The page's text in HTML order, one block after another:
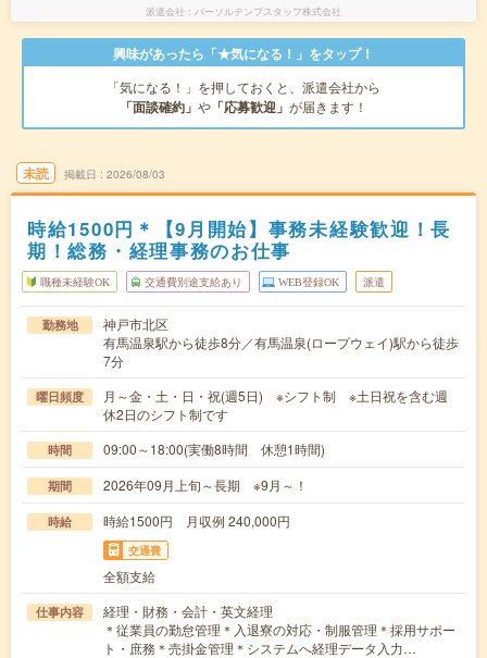
派遣会社 パーソルテンプスタッフ株式会社
興味があったら「★気になる！」をタップ！
「気になる！」を押しておくと、派遣会社から
「面談確約」 や 「応募歓迎」 が届きます！
未読 掲載日 2026/08/03
時給1500円＊【9月開始】事務未経験歓迎！長
期！総務・経理事務のお仕事
職種未経験OK 交通費別途支給あり WEB登録OK 派遣
勤務地
神戸市北区
有馬温泉駅から徒歩8分／有馬温泉(ロープウェイ)駅から徒歩
7分
曜日頻度
月～金・土・日・祝(週5日) ※シフト制 ※土日祝を含む週
休2日のシフト制です
時間 09:00～18:00(実働8時間 休憩1時間)
期間 2026年09月上旬～長期 ※9月～！
時給 時給1500円 月収例 240,000円
交通費
全額支給
仕事内容
経理・財務・会計・英文経理
＊従業員の勤怠管理＊入退寮の対応・制服管理＊採用サポー
ト・庶務＊売掛金管理＊システムへ経理データ入力…